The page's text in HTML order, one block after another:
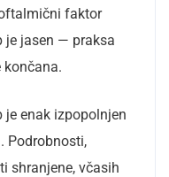
faktor
je jasen — praksa
končana.
je enak izpopolnjen
Podrobnosti,
shranjene, včasih